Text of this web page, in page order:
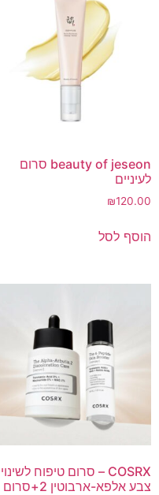
beauty of jeseon סרום
לעיניים
₪120.00
הוסף לסל
COSRX – סרום טיפוח לשינוי
צבע אלפא-ארבוטין 2+סרום